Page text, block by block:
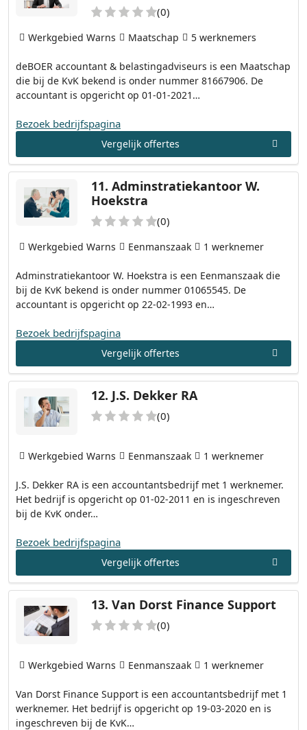
(0)
deBOER accountant & belastingadviseurs is een Maatschap
die bij de KvK bekend is onder nummer 81667906. De
accountant is opgericht op 01-01-2021…
Werkgebied Warns Maatschap 5 werknemers
Bezoek bedrijfspagina
Vergelijk offertes
11. Adminstratiekantoor W.
Hoekstra
(0)
Adminstratiekantoor W. Hoekstra is een Eenmanszaak die
bij de KvK bekend is onder nummer 01065545. De
accountant is opgericht op 22-02-1993 en…
Werkgebied Warns Eenmanszaak 1 werknemer
Bezoek bedrijfspagina
Vergelijk offertes
12. J.S. Dekker RA
(0)
J.S. Dekker RA is een accountantsbedrijf met 1 werknemer.
Het bedrijf is opgericht op 01-02-2011 en is ingeschreven
bij de KvK onder…
Werkgebied Warns Eenmanszaak 1 werknemer
Bezoek bedrijfspagina
Vergelijk offertes
13. Van Dorst Finance Support
(0)
Van Dorst Finance Support is een accountantsbedrijf met 1
werknemer. Het bedrijf is opgericht op 19-03-2020 en is
ingeschreven bij de KvK…
Werkgebied Warns Eenmanszaak 1 werknemer